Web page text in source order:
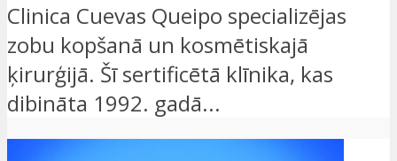
Clinica Cuevas Queipo specializējas
zobu kopšanā un kosmētiskajā
ķirurģijā. Šī sertificētā klīnika, kas
dibināta 1992. gadā...